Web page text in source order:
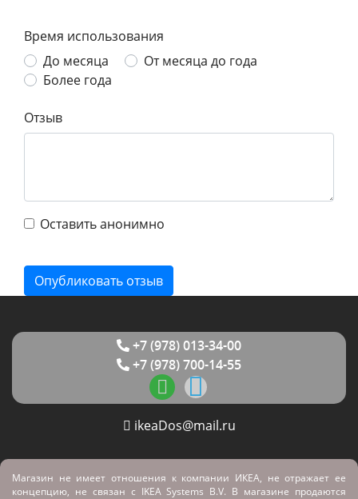
Время использования
До месяца
От месяца до года
Более года
Отзыв
Оставить анонимно
+7 (978) 013-34-00
+7 (978) 700-14-55
ikeaDos@mail.ru
Магазин не имеет отношения к компании ИКЕА, не отражает ее
концепцию, не связан с IKEA Systems B.V. В магазине продаются